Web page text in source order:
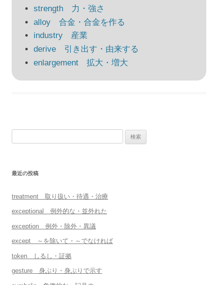
strength 力・強さ
alloy 合金・合金を作る
industry 産業
derive 引き出す・由来する
enlargement 拡大・増大
最近の投稿
treatment 取り扱い・待遇・治療
exceptional 例外的な・並外れた
exception 例外・除外・異議
except ～を除いて・～でなければ
token しるし・証拠
gesture 身ぶり・身ぶりで示す